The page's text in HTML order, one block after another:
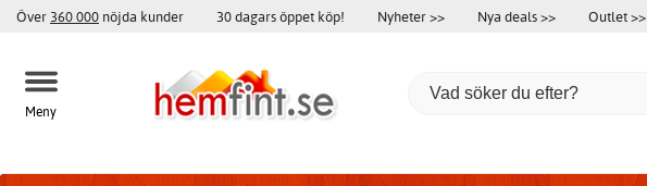
Över 360 000 nöjda kunder 30 dagars öppet köp! Nyheter >> Nya deals >> Outlet >>
Meny